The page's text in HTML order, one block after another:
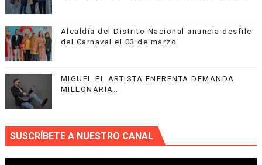
Alcaldía del Distrito Nacional anuncia desfile
del Carnaval el 03 de marzo
MIGUEL EL ARTISTA ENFRENTA DEMANDA
MILLONARIA..
SUSCRÍBETE A NUESTRO CANAL